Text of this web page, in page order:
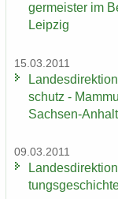
ger­meis­ter im
Leip­zig
15.03.2011
schutz -
Sachsen-​Anhalt
09.03.2011